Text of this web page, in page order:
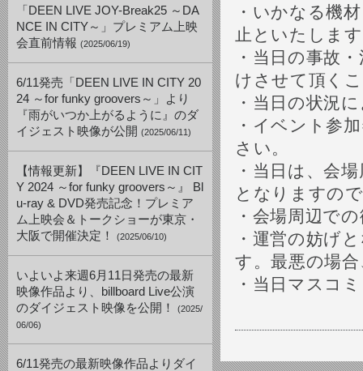
「DEEN LIVE JOY-Break25 ～DA
NCE IN CITY～」プレミアム上映
会直前情報 (2025/06/19)
6/11発売「DEEN LIVE IN CITY 20
24 ～for funky groovers～」より
『雨がいつか上がるように』のダ
イジェスト映像が公開 (2025/06/11)
【情報更新】『DEEN LIVE IN CIT
Y 2024 ～for funky groovers～』 Bl
u-ray & DVD発売記念！プレミア
ム上映会＆トークショーが東京・
大阪で開催決定！
(2025/06/10)
いよいよ来週6月11日発売の最新
映像作品より、billboard Live公演
のダイジェスト映像を公開！
(2025/
06/06)
6/11発売の最新映像作品よりダイ
・いかなる機
止といたしま
・当日の事故
けさせて頂く
・当日の状況
・イベント参
さい。
・当日は、会
となりますの
・会場周辺で
・運営の妨げ
す。最悪の場
・当日マスコ